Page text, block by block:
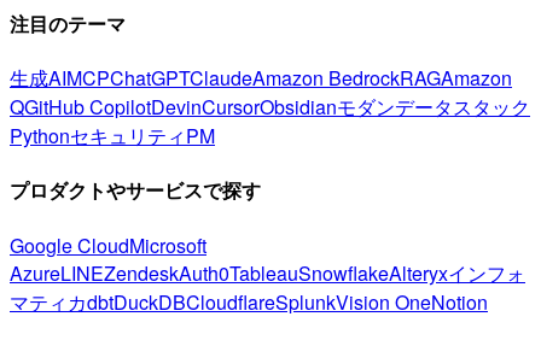
注目のテーマ
生成AIMCPChatGPTClaudeAmazon BedrockRAGAmazon
QGitHub CopilotDevinCursorObsidianモダンデータスタック
PythonセキュリティPM
プロダクトやサービスで探す
Google CloudMicrosoft
AzureLINEZendeskAuth0TableauSnowflakeAlteryxインフォ
マティカdbtDuckDBCloudflareSplunkVision OneNotion